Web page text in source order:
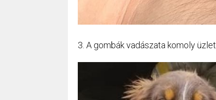
3. A gombák vadászata komoly üzlet.